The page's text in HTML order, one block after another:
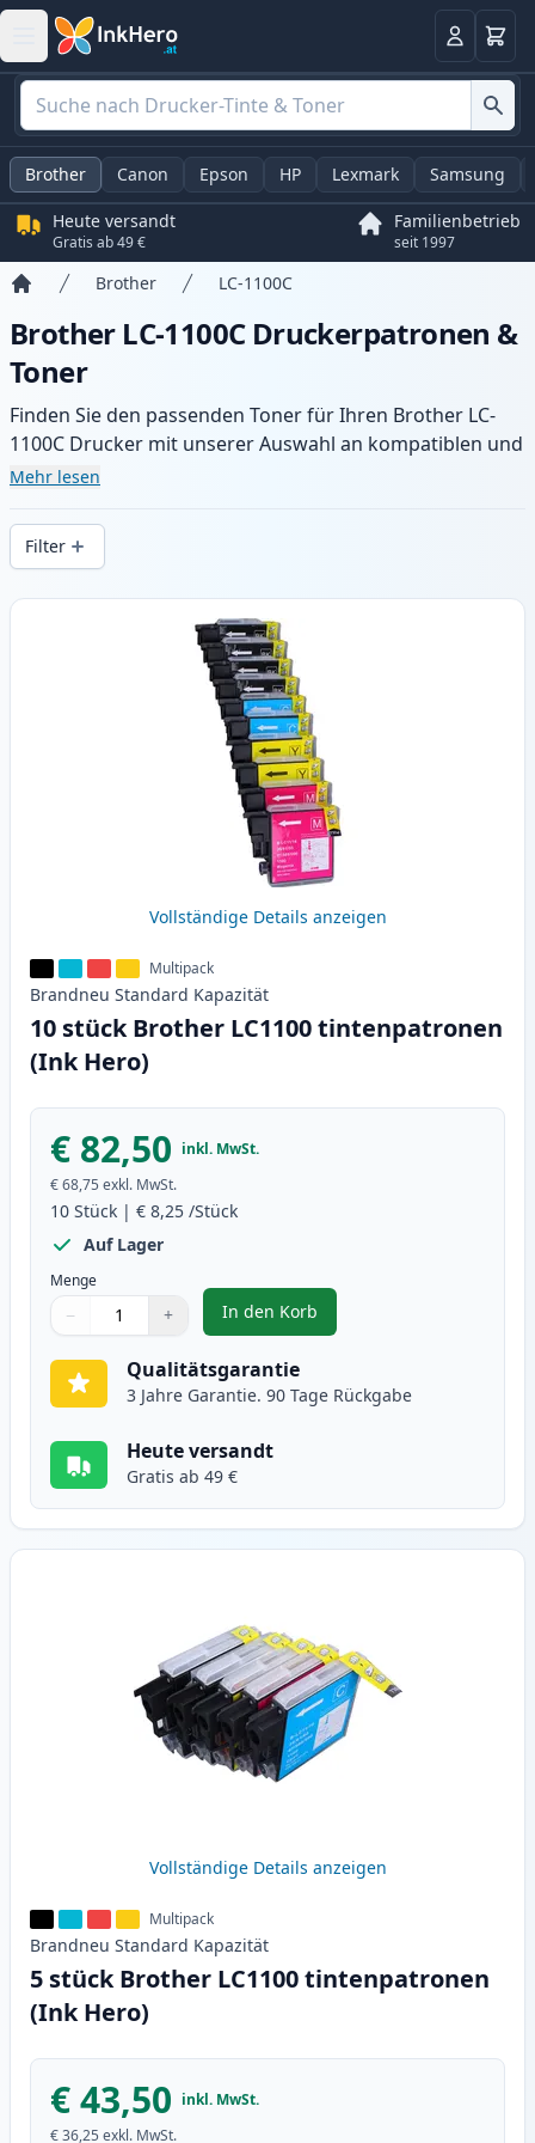
Anmelden
Brother Canon Epson HP Lexmark Samsung
Heute versandt
Gratis ab 49 €
Familienbetrieb
seit 1997
Brother LC-1100C
Brother LC-1100C Druckerpatronen &
Toner
Finden Sie den passenden Toner für Ihren Brother LC-
1100C Drucker mit unserer Auswahl an kompatiblen und
XL-Patronen. Profitieren Sie von gleichbleibender
in .
Mehr lesen
Filter
Produkte
Vollständige Details anzeigen
Multipack
Brandneu Standard Kapazität
10 stück Brother LC1100 tintenpatronen
(Ink Hero)
€ 82,50 inkl. MwSt.
€ 68,75 exkl. MwSt.
10 Stück | € 8,25 /Stück
Auf Lager
Menge
Verwenden Sie die Tasten, um anzupassen
− +
1
In den Korb
, 10 stück Brother LC1100
Qualitätsgarantie
3 Jahre Garantie. 90 Tage Rückgabe
Heute versandt
Gratis ab 49 €
Vollständige Details anzeigen
Multipack
Brandneu Standard Kapazität
5 stück Brother LC1100 tintenpatronen
(Ink Hero)
€ 43,50 inkl. MwSt.
€ 36,25 exkl. MwSt.